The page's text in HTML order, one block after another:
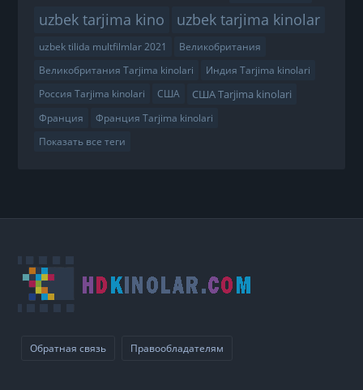
uzbek tarjima kino uzbek tarjima kinolar
uzbek tilida multfilmlar 2021
Великобритания
Великобритания Tarjima kinolari
Индия Tarjima kinolari
Россия Tarjima kinolari
США США Tarjima kinolari
Франция
Франция Tarjima kinolari
Показать все теги
Обратная связь Правообладателям